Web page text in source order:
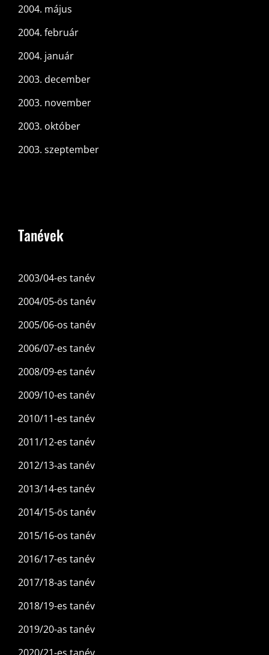
2004. május
2004. február
2004. január
2003. december
2003. november
2003. október
2003. szeptember
Tanévek
2003/04-es tanév
2004/05-ös tanév
2005/06-os tanév
2006/07-es tanév
2008/09-es tanév
2009/10-es tanév
2010/11-es tanév
2011/12-es tanév
2012/13-as tanév
2013/14-es tanév
2014/15-ös tanév
2015/16-os tanév
2016/17-es tanév
2017/18-as tanév
2018/19-es tanév
2019/20-as tanév